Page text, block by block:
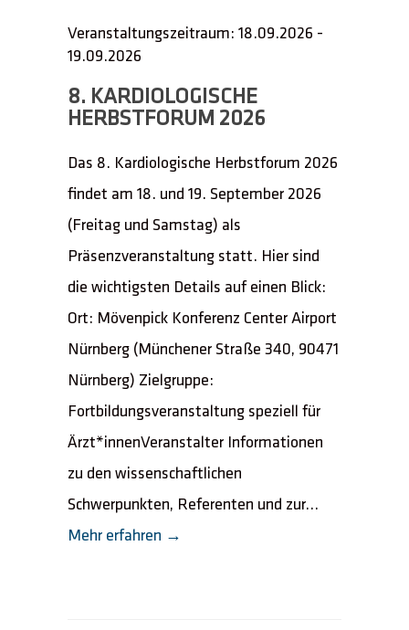
Veranstaltungszeitraum: 18.09.2026 -
19.09.2026
8. KARDIOLOGISCHE
HERBSTFORUM 2026
Das 8. Kardiologische Herbstforum 2026
findet am 18. und 19. September 2026
(Freitag und Samstag) als
Präsenzveranstaltung statt. Hier sind
die wichtigsten Details auf einen Blick:
Ort: Mövenpick Konferenz Center Airport
Nürnberg (Münchener Straße 340, 90471
Nürnberg) Zielgruppe:
Fortbildungsveranstaltung speziell für
Ärzt*innenVeranstalter Informationen
zu den wissenschaftlichen
Schwerpunkten, Referenten und zur...
Mehr erfahren →